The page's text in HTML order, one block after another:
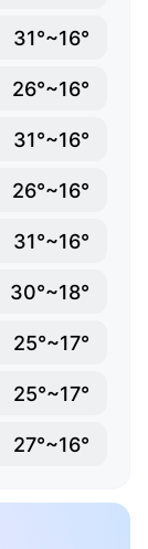
31°~16°
26°~16°
31°~16°
26°~16°
31°~16°
30°~18°
25°~17°
25°~17°
27°~16°